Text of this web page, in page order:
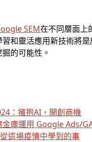
SEM在不同層面上
和靈活應用新技術將
的可能性。
：擁抱AI，開創商機
庫運用 Google Ads/
這場疫情中學到的事